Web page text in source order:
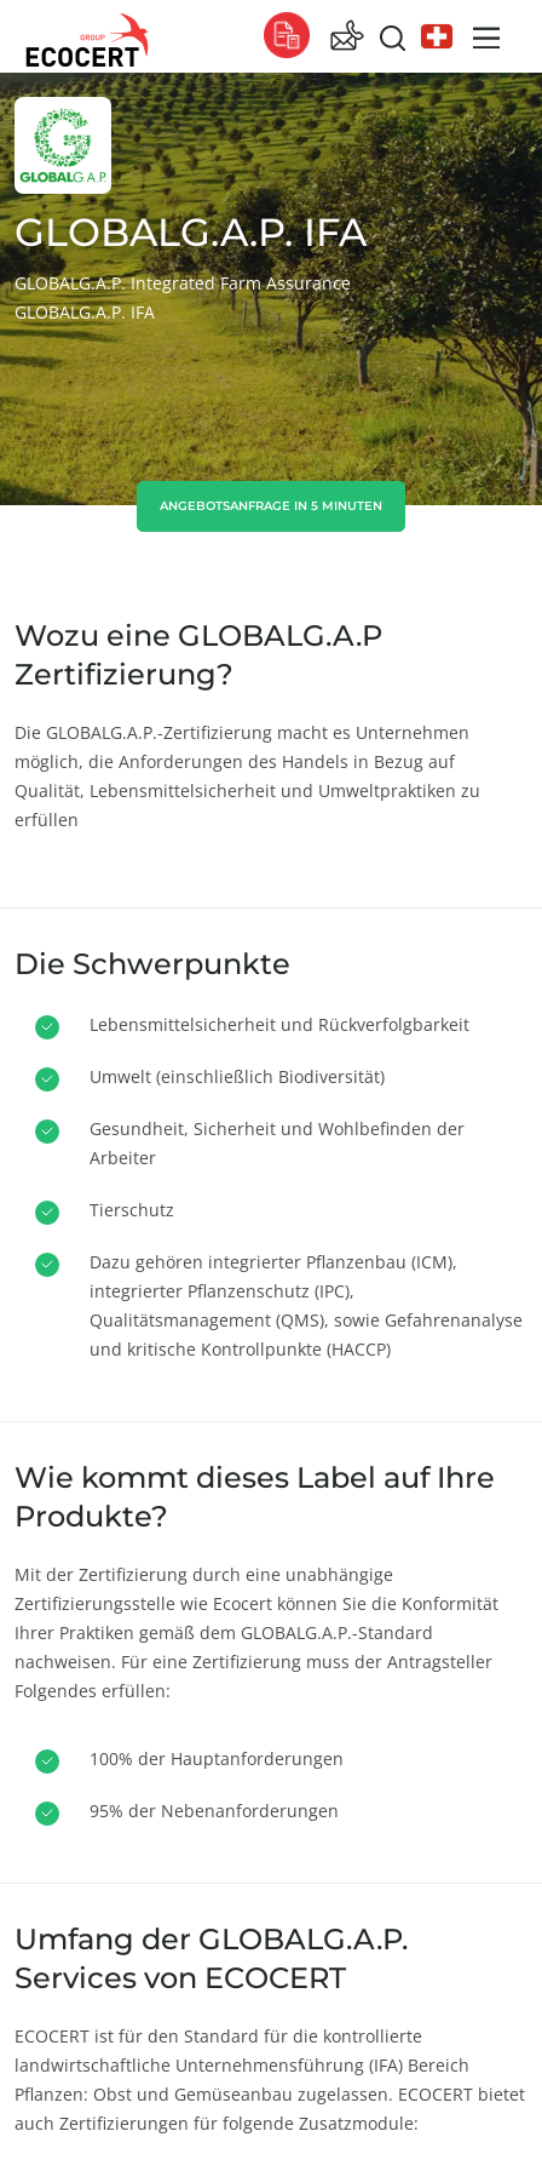
UNSERE LEISTUNGEN
Zertifizierung
Über uns
Aktuelles
Karriere
UNSERE CSR-VERPFLICHTUNGEN
Mit unseren Services handeln
Aktiv für unsere Umwelt
Innovation mit unserem Ökosystem
Global
Global (Englisch)
Global (Französisch)
Global (Spanisch)
Afrika
Südafrika (Englisch)
Tunesien (Französisch)
Asien
China (Chinesisch)
Südkorea (Koreanisch)
Amerika
Argentinien (Spanisch)
Brasilien (Portugiesisch)
Mexiko (Spanisch)
Europa
Deutschland
Portugal (Portugiesisch)
Rumänien (Rumänisch)
Schweiz (Deutsch)
Türkei (Türkisch)
GLOBALG.A.P. IFA
GLOBALG.A.P. Integrated Farm Assurance
GLOBALG.A.P. IFA
ANGEBOTSANFRAGE IN 5 MINUTEN
Wozu eine GLOBALG.A.P
Zertifizierung?
Die GLOBALG.A.P.-Zertifizierung macht es Unternehmen
möglich, die Anforderungen des Handels in Bezug auf
Qualität, Lebensmittelsicherheit und Umweltpraktiken zu
erfüllen
Die Schwerpunkte
Lebensmittelsicherheit und Rückverfolgbarkeit
Umwelt (einschließlich Biodiversität)
Gesundheit, Sicherheit und Wohlbefinden der
Arbeiter
Tierschutz
Dazu gehören integrierter Pflanzenbau (ICM),
integrierter Pflanzenschutz (IPC),
Qualitätsmanagement (QMS), sowie Gefahrenanalyse
und kritische Kontrollpunkte (HACCP)
Wie kommt dieses Label auf Ihre
Produkte?
Mit der Zertifizierung durch eine unabhängige
Zertifizierungsstelle wie Ecocert können Sie die Konformität
Ihrer Praktiken gemäß dem GLOBALG.A.P.-Standard
nachweisen. Für eine Zertifizierung muss der Antragsteller
Folgendes erfüllen:
100% der Hauptanforderungen
95% der Nebenanforderungen
Umfang der GLOBALG.A.P.
Services von ECOCERT
ECOCERT ist für den Standard für die kontrollierte
landwirtschaftliche Unternehmensführung (IFA) Bereich
Pflanzen: Obst und Gemüseanbau zugelassen. ECOCERT bietet
auch Zertifizierungen für folgende Zusatzmodule: